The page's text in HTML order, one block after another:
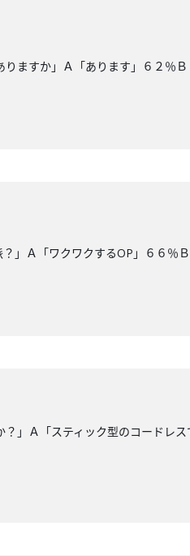
ますか」Ａ「あります」６２％
」Ａ「ワクワクするOP」６６％
」Ａ「スティック型のコードレ